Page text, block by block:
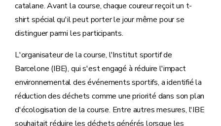
catalane. Avant la course, chaque coureur reçoit un t-
shirt spécial qu'il peut porter le jour même pour se
distinguer parmi les participants.
L'organisateur de la course, l'Institut sportif de
Barcelone (IBE), qui s'est engagé à réduire l'impact
environnemental des événements sportifs, a identifié la
réduction des déchets comme une priorité dans son plan
d'écologisation de la course. Entre autres mesures, l'IBE
souhaitait réduire les déchets générés lorsque les